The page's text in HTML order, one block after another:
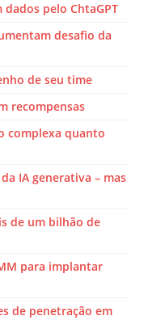
pelo ChtaGPT
desafio da
de seu time
recompensas
complexa quanto
IA generativa – mas
de um bilhão de
para implantar
de penetração em